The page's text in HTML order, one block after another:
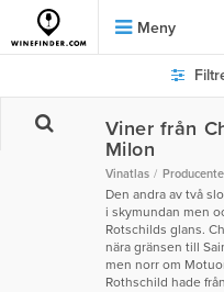
Meny
Viner från
Milon
Vinatlas
Den andra av två
i skymundan men
Rotschilds glans.
nära gränsen till
men norr om
Rothschild hade